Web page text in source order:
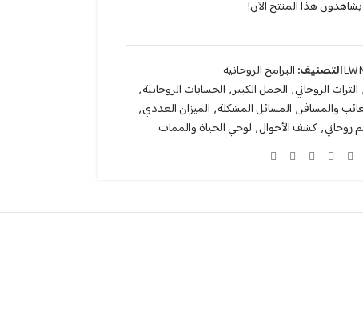
هذا المنتج الآن!
التصنيف: البرامج الروحانية
, التراث الروحاني, الجمل الكبير, الحسابات الروحانية,
والمسافر, المسائل المشكلة, الميزان العددي,
روحاني, كشف الأحوال, لوحي الحياة والممات